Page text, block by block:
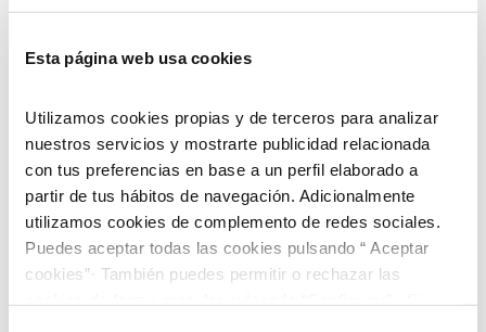
Esta página web usa cookies
Utilizamos cookies propias y de terceros para analizar
nuestros servicios y mostrarte publicidad relacionada
con tus preferencias en base a un perfil elaborado a
partir de tus hábitos de navegación. Adicionalmente
utilizamos cookies de complemento de redes sociales.
Puedes aceptar todas las cookies pulsando “ Aceptar
cookies”· También puedes permitir o rechazar las
the main network
Contract holder change